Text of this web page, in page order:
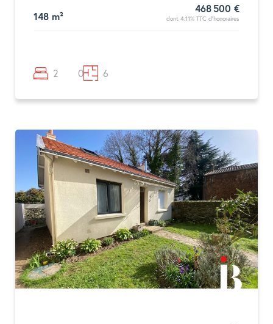
148 m²
468 500 €
dont 4.11% TTC d'honoraires
2 0 6